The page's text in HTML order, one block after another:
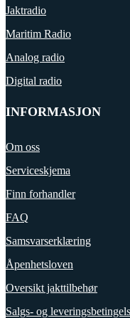
Jaktradio
Maritim Radio
Analog radio
Digital radio
INFORMASJON
Om oss
Serviceskjema
Finn forhandler
FAQ
Samsvarserklæring
Åpenhetsloven
Oversikt jakttilbehør
Salgs- og